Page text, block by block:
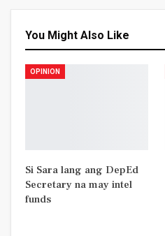
You Might Also Like
OPINION
Si Sara lang ang DepEd
Secretary na may intel
funds